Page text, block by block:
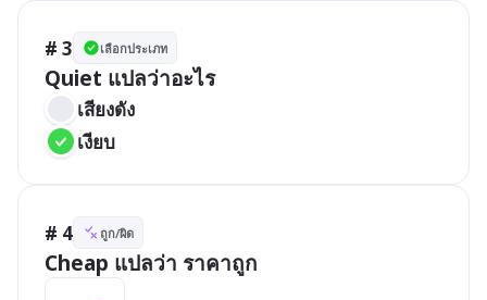
# 3 เลือกประเภท
Quiet แปลว่าอะไร
เสียงดัง
เงียบ
# 4 ถูก/ผิด
Cheap แปลว่า ราคาถูก